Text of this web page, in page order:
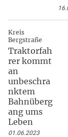
Kreis
Bergstraße
Traktorfah
rer kommt
an
unbeschra
nktem
Bahnüberg
ang ums
Leben
01.06.2023